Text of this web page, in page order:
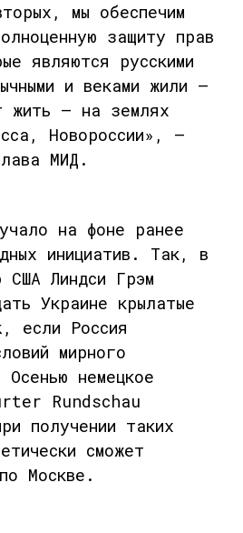
мы обеспечим
защиту прав
являются русскими
и веками жили —
жить — на землях
Новороссии», —
МИД.
на фоне ранее
инициатив. Так, в
США Линдси Грэм
Украине крылатые
, если Россия
мирного
немецкое
Rundschau
получении таких
сможет
Москве.